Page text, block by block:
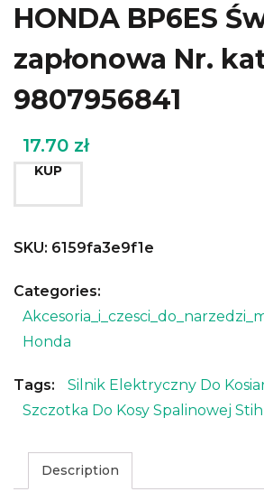
HONDA BP6ES
zapłonowa Nr.
9807956841
17.70 zł
KUP
SKU: 6159fa3e9f1e
Categories:
Honda
Tags: Silnik Elektryczny Do
Szczotka Do Kosy Spalinowej Stihl
Description